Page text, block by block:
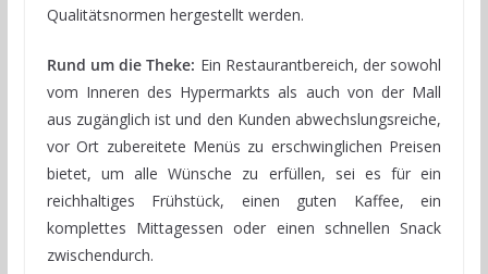
Qualitätsnormen hergestellt werden.
Rund um die Theke: Ein Restaurantbereich, der sowohl
vom Inneren des Hypermarkts als auch von der Mall
aus zugänglich ist und den Kunden abwechslungsreiche,
vor Ort zubereitete Menüs zu erschwinglichen Preisen
bietet, um alle Wünsche zu erfüllen, sei es für ein
reichhaltiges Frühstück, einen guten Kaffee, ein
komplettes Mittagessen oder einen schnellen Snack
zwischendurch.